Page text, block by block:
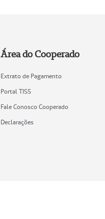
Área do Cooperado
Extrato de Pagamento
Portal TISS
Fale Conosco Cooperado
Declarações